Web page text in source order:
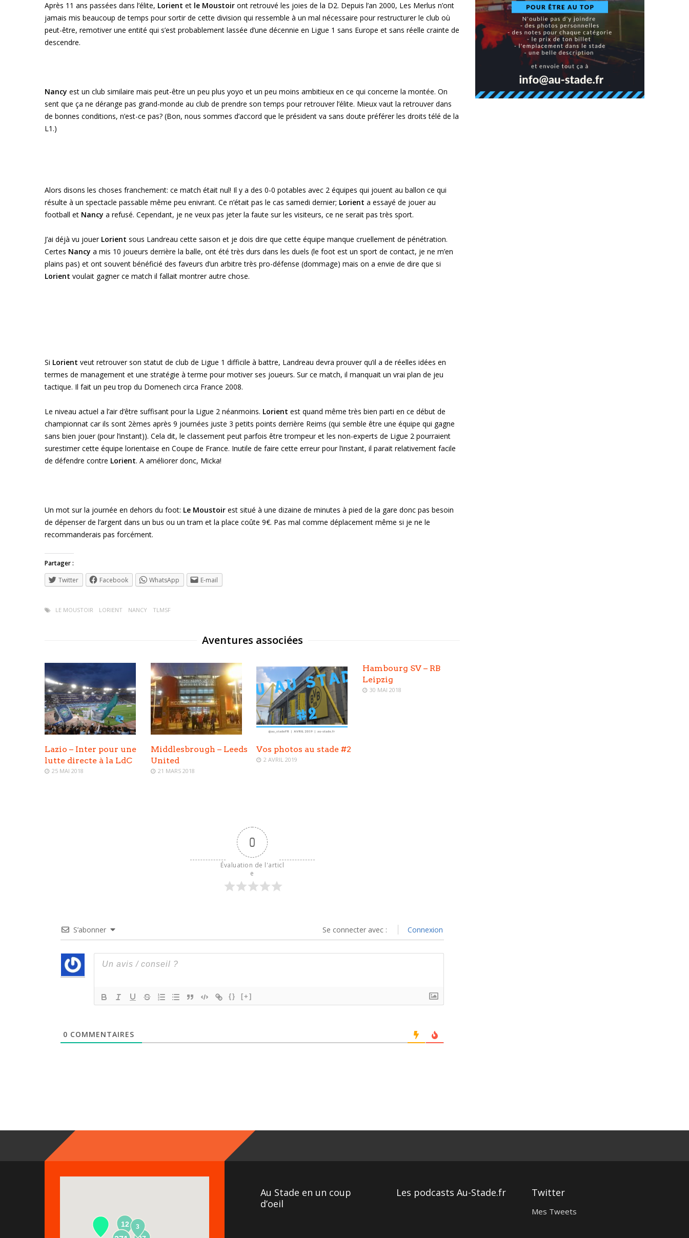
Après 11 ans passées dans l’élite, Lorient et le Moustoir ont retrouvé les joies de la D2. Depuis l’an 2000, Les Merlus n’ont
jamais mis beaucoup de temps pour sortir de cette division qui ressemble à un mal nécessaire pour restructurer le club où
peut-être, remotiver une entité qui s’est probablement lassée d’une décennie en Ligue 1 sans Europe et sans réelle crainte de
descendre.
Nancy est un club similaire mais peut-être un peu plus yoyo et un peu moins ambitieux en ce qui concerne la montée. On
sent que ça ne dérange pas grand-monde au club de prendre son temps pour retrouver l’élite. Mieux vaut la retrouver dans
de bonnes conditions, n’est-ce pas? (Bon, nous sommes d’accord que le président va sans doute préférer les droits télé de la
L1.)
Alors disons les choses franchement: ce match était nul! Il y a des 0-0 potables avec 2 équipes qui jouent au ballon ce qui
résulte à un spectacle passable même peu enivrant. Ce n’était pas le cas samedi dernier; Lorient a essayé de jouer au
football et Nancy a refusé. Cependant, je ne veux pas jeter la faute sur les visiteurs, ce ne serait pas très sport.
J’ai déjà vu jouer Lorient sous Landreau cette saison et je dois dire que cette équipe manque cruellement de pénétration.
Certes Nancy a mis 10 joueurs derrière la balle, ont été très durs dans les duels (le foot est un sport de contact, je ne m’en
plains pas) et ont souvent bénéficié des faveurs d’un arbitre très pro-défense (dommage) mais on a envie de dire que si
Lorient voulait gagner ce match il fallait montrer autre chose.
Si Lorient veut retrouver son statut de club de Ligue 1 difficile à battre, Landreau devra prouver qu’il a de réelles idées en
termes de management et une stratégie à terme pour motiver ses joueurs. Sur ce match, il manquait un vrai plan de jeu
tactique. Il fait un peu trop du Domenech circa France 2008.
Le niveau actuel a l’air d’être suffisant pour la Ligue 2 néanmoins. Lorient est quand même très bien parti en ce début de
championnat car ils sont 2èmes après 9 journées juste 3 petits points derrière Reims (qui semble être une équipe qui gagne
sans bien jouer (pour l’instant)). Cela dit, le classement peut parfois être trompeur et les non-experts de Ligue 2 pourraient
surestimer cette équipe lorientaise en Coupe de France. Inutile de faire cette erreur pour l’instant, il parait relativement facile
de défendre contre Lorient. A améliorer donc, Micka!
Un mot sur la journée en dehors du foot: Le Moustoir est situé à une dizaine de minutes à pied de la gare donc pas besoin
de dépenser de l’argent dans un bus ou un tram et la place coûte 9€. Pas mal comme déplacement même si je ne le
recommanderais pas forcément.
Partager :
Twitter
Facebook WhatsApp E-mail
LE MOUSTOIR LORIENT NANCY TLMSF
Aventures associées
Lazio – Inter pour une
lutte directe à la LdC
25 MAI 2018
Middlesbrough – Leeds
United
21 MARS 2018
Vos photos au stade #2
2 AVRIL 2019
Hambourg SV – RB
Leipzig
30 MAI 2018
0
Évaluation de l'articl
e
S’abonner Se connecter avec : Connexion
{} [+]
0 COMMENTAIRES
12 3
Au Stade en un coup
d’oeil
Les podcasts Au-Stade.fr Twitter
Mes Tweets